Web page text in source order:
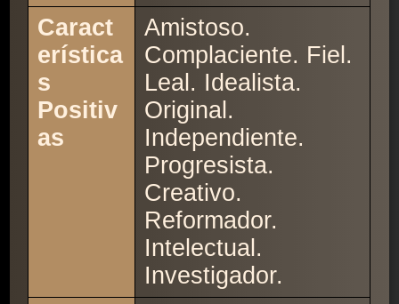
Caract
erística
s
Positiv
as
Amistoso.
Complaciente. Fiel.
Leal. Idealista.
Original.
Independiente.
Progresista.
Creativo.
Reformador.
Intelectual.
Investigador.